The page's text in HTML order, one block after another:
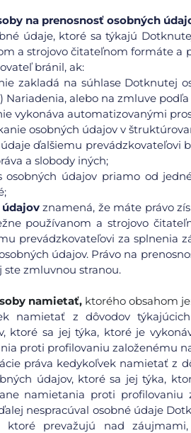
na prenosnosť osobných
údaje, ktoré sa týkajú
a strojovo čitateľnom formáte a
bránil, ak:
zakladá na súhlase Dotknutej
Nariadenia, alebo na zmluve
vykonáva automatizovanými
osobných údajov v
ďalšiemu prevádzkovateľovi
a slobody iných;
osobných údajov priamo od
údajovznamená, že máte právo
používanom a strojovo
prevádzkovateľovi za
údajov. Právo na
ste zmluvnou stranou.
namietať, ktorého obsahom
namietať z dôvodov
ktoré sa jej týka, ktoré je
proti profilovaniu založenému
práva kedykoľvek namietať z
údajov, ktoré sa jej týka,
namietania proti
nespracúval osobné údaje
ktoré prevažujú nad